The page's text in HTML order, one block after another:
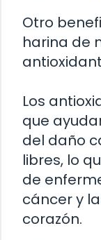
Otro
harina de
Los
que
del daño
libres, lo
de
cáncer y
corazón.